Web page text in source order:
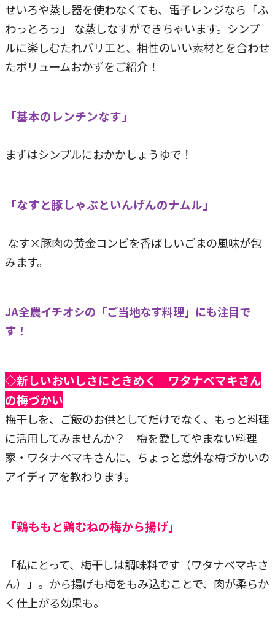
せいろや蒸し器を使わなくても、電子レンジなら「ふ
わっとろっ」 な蒸しなすができちゃいます。シンプ
ルに楽しむたれバリエと、相性のいい素材とを合わせ
たボリュームおかずをご紹介！
「基本のレンチンなす」
まずはシンプルにおかかしょうゆで！
「なすと豚しゃぶといんげんのナムル」
なす×豚肉の黄金コンビを香ばしいごまの風味が包
みます。
JA全農イチオシの「ご当地なす料理」にも注目で
す！
◇新しいおいしさにときめく ワタナベマキさん
の梅づかい
梅干しを、ご飯のお供としてだけでなく、もっと料理
に活用してみませんか？ 梅を愛してやまない料理
家・ワタナベマキさんに、ちょっと意外な梅づかいの
アイディアを教わります。
「鶏ももと鶏むねの梅から揚げ」
「私にとって、梅干しは調味料です（ワタナベマキさ
ん）」。から揚げも梅をもみ込むことで、肉が柔らか
く仕上がる効果も。